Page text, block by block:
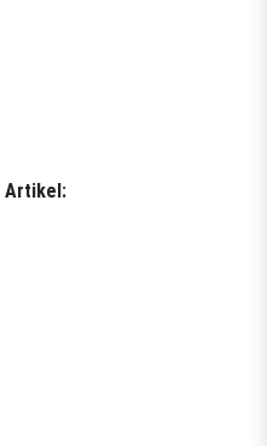
Artikel: